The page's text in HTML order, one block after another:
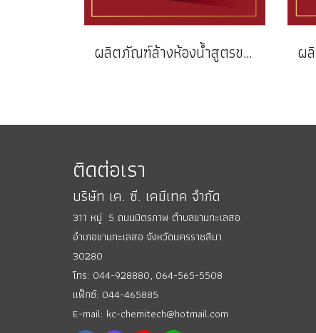
ผลิตภัณฑ์ล้างห้องน้ำสูตรขจัดคราบหนัก กรีนพลัส
ติดต่อเรา
บริษัท เค. ซี. เคมีเทค จำกัด
311 หมู่ 5 ถนนมิตรภาพ ตำบลขามทะเลสอ
อำเภอขามทะเลสอ จังหวัดนครราชสีมา
30280
โทร: 044-928880, 064-565-5508
แฟ็กซ์: 044-465885
E-mail: kc-chemitech@hotmail.com